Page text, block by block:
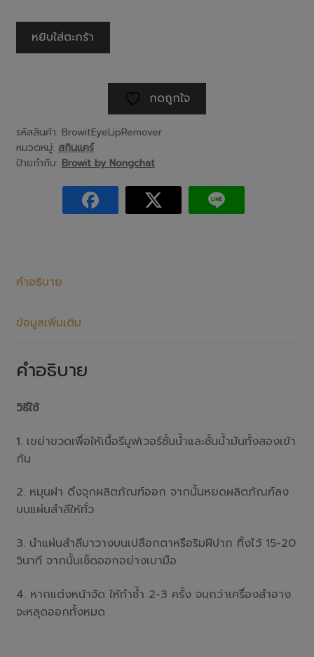
หยิบใส่ตะกร้า
กดถูกใจ
รหัสสินค้า: BrowitEyeLipRemover
หมวดหมู่: สกินแคร์
ป้ายกำกับ: Browit by Nongchat
คำอธิบาย
ข้อมูลเพิ่มเติม
คำอธิบาย
วิธีใช้
1. เขย่าขวดเพื่อให้เนื้อรีมูฟเวอร์ชั้นน้ำและชั้นน้ำมันทั้งสองเข้า
กัน
2. หมุนฝา ดึงจุกผลิตภัณฑ์ออก จากนั้นหยดผลิตภัณฑ์ลง
บนแผ่นสำลีให้ทั่ว
3. นำแผ่นสำลีมาวางบนเปลือกตาหรือริมฝีปาก ทิ้งไว้ 15-20
วินาที จากนั้นเช็ดออกอย่างเบามือ
4. หากแต่งหน้าจัด ให้ทำซ้ำ 2-3 ครั้ง จนกว่าเครื่องสำอาง
จะหลุดออกทั้งหมด